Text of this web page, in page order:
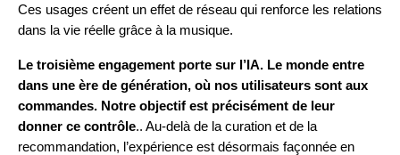
Ces usages créent un effet de réseau qui renforce les relations
dans la vie réelle grâce à la musique.
Le troisième engagement porte sur l’IA. Le monde entre
dans une ère de génération, où nos utilisateurs sont aux
commandes. Notre objectif est précisément de leur
donner ce contrôle.. Au-delà de la curation et de la
recommandation, l’expérience est désormais façonnée en